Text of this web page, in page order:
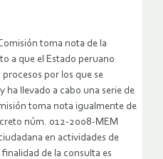
toma nota de la
a que el Estado peruano
por los que se
ha llevado a cabo una serie de
toma nota igualmente de
núm. 012-2008-MEM
en actividades de
de la consulta es